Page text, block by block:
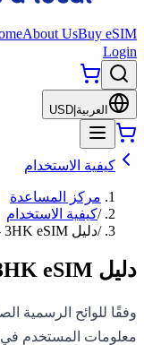
About UsBuy eSIM
Login
العربية USD
كيفية الاستخدام
مركز المساعدة
/كيفية الاستخدام
/دليل KYC - 3HK eSIM
دليل KYC - 3HK eSIM
وفقًا للوائح الرسمية
معلومات المستخدم في